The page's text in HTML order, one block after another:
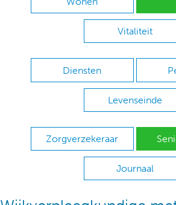
Vitaliteit
Diensten
Levenseinde
Zorgverzekeraar
Journaal